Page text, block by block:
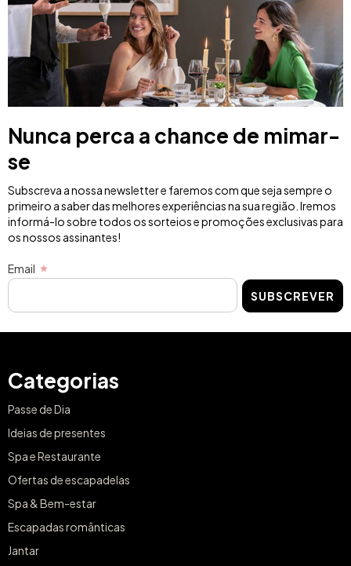
Nunca perca a chance de mimar-
se
Subscreva a nossa newsletter e faremos com que seja sempre o
primeiro a saber das melhores experiências na sua região. Iremos
informá-lo sobre todos os sorteios e promoções exclusivas para
os nossos assinantes!
Email
SUBSCREVER
Categorias
Passe de Dia
Ideias de presentes
Spa e Restaurante
Ofertas de escapadelas
Spa & Bem-estar
Escapadas românticas
Jantar